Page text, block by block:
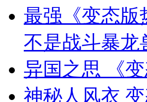
最强《变态版
不是战斗暴龙
异国之思 《
神秘人风衣